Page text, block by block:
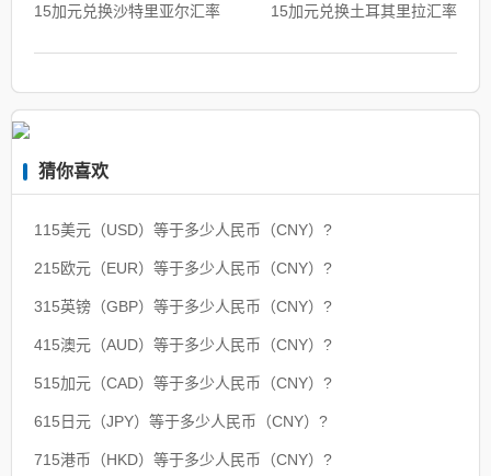
15加元兑换沙特里亚尔汇率 15加元兑换土耳其里拉汇率
猜你喜欢
115美元（USD）等于多少人民币（CNY）?
215欧元（EUR）等于多少人民币（CNY）?
315英镑（GBP）等于多少人民币（CNY）?
415澳元（AUD）等于多少人民币（CNY）?
515加元（CAD）等于多少人民币（CNY）?
615日元（JPY）等于多少人民币（CNY）?
715港币（HKD）等于多少人民币（CNY）?